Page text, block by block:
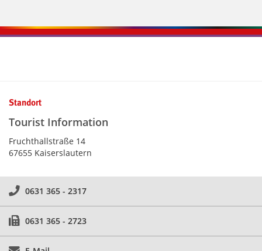
Standort
Tourist Information
Fruchthallstraße 14
67655 Kaiserslautern
0631 365 - 2317
0631 365 - 2723